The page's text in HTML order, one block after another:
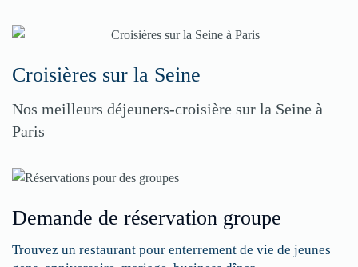
Croisières sur la Seine
Nos meilleurs déjeuners-croisière sur la Seine à
Paris
Demande de réservation groupe
Trouvez un restaurant pour enterrement de vie de jeunes